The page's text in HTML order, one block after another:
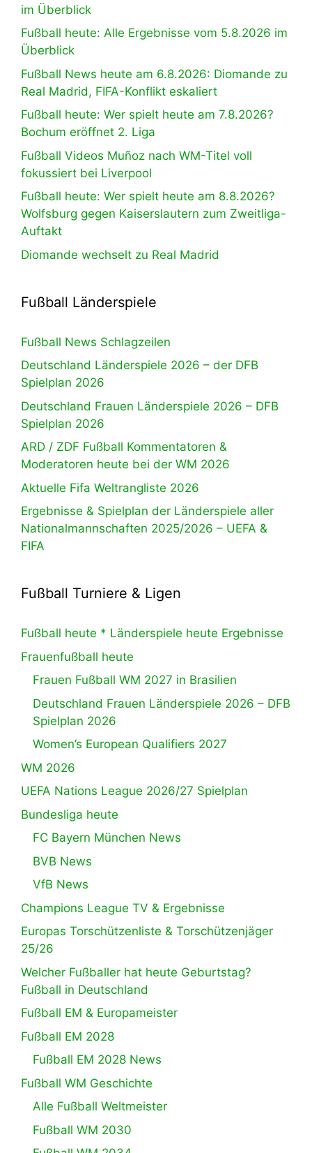
im Überblick
Fußball heute: Alle Ergebnisse vom 5.8.2026 im
Überblick
Fußball News heute am 6.8.2026: Diomande zu
Real Madrid, FIFA-Konflikt eskaliert
Fußball heute: Wer spielt heute am 7.8.2026?
Bochum eröffnet 2. Liga
Fußball Videos Muñoz nach WM-Titel voll
fokussiert bei Liverpool
Fußball heute: Wer spielt heute am 8.8.2026?
Wolfsburg gegen Kaiserslautern zum Zweitliga-
Auftakt
Diomande wechselt zu Real Madrid
Fußball Länderspiele
Fußball News Schlagzeilen
Deutschland Länderspiele 2026 – der DFB
Spielplan 2026
Deutschland Frauen Länderspiele 2026 – DFB
Spielplan 2026
ARD / ZDF Fußball Kommentatoren &
Moderatoren heute bei der WM 2026
Aktuelle Fifa Weltrangliste 2026
Ergebnisse & Spielplan der Länderspiele aller
Nationalmannschaften 2025/2026 – UEFA &
FIFA
Fußball Turniere & Ligen
Fußball heute * Länderspiele heute Ergebnisse
Frauenfußball heute
Frauen Fußball WM 2027 in Brasilien
Deutschland Frauen Länderspiele 2026 – DFB
Spielplan 2026
Women’s European Qualifiers 2027
WM 2026
UEFA Nations League 2026/27 Spielplan
Bundesliga heute
FC Bayern München News
BVB News
VfB News
Champions League TV & Ergebnisse
Europas Torschützenliste & Torschützenjäger
25/26
Welcher Fußballer hat heute Geburtstag?
Fußball in Deutschland
Fußball EM & Europameister
Fußball EM 2028
Fußball EM 2028 News
Fußball WM Geschichte
Alle Fußball Weltmeister
Fußball WM 2030